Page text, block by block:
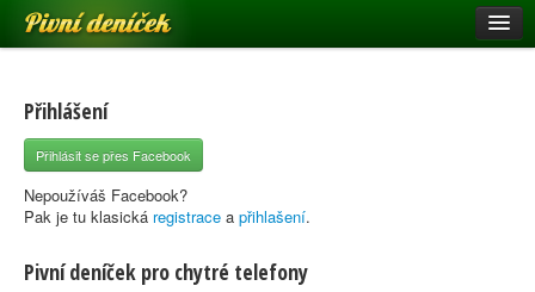
Pivní deníček
Pivní mapa
Pivní značky
Nápověda
Přihlášení
Přihlásit se přes Facebook
Nepoužíváš Facebook?
Pak je tu klasická registrace a přihlašení.
Pivní deníček pro chytré telefony